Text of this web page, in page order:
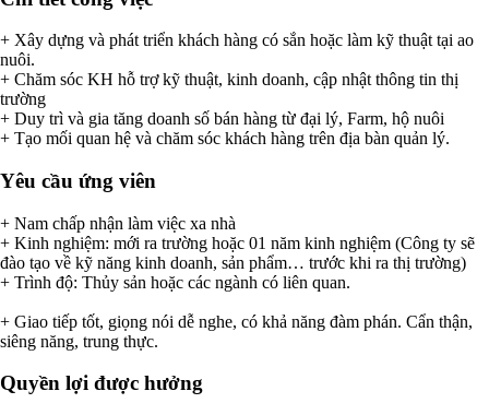
+ Xây dựng và phát triển khách hàng có sắn hoặc làm kỹ thuật tại ao
nuôi.
+ Chăm sóc KH hỗ trợ kỹ thuật, kinh doanh, cập nhật thông tin thị
trường
+ Duy trì và gia tăng doanh số bán hàng từ đại lý, Farm, hộ nuôi
+ Tạo mối quan hệ và chăm sóc khách hàng trên địa bàn quản lý.
Yêu cầu ứng viên
+ Nam chấp nhận làm việc xa nhà
+ Kinh nghiệm: mới ra trường hoặc 01 năm kinh nghiệm (Công ty sẽ
đào tạo về kỹ năng kinh doanh, sản phẩm… trước khi ra thị trường)
+ Trình độ: Thủy sản hoặc các ngành có liên quan.
+ Giao tiếp tốt, giọng nói dễ nghe, có khả năng đàm phán. Cẩn thận,
siêng năng, trung thực.
Quyền lợi được hưởng